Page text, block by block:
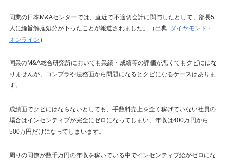
同業の日本M&Aセンターでは、直近で不適切会計に関与したとして、部長5
人に綸旨解雇処分が下ったことが報道されました。（出典: ダイヤモンド・
オンライン ）
同業のM&A総合研究所においても業績・成績等の評価が悪くてもクビにはな
りませんが、コンプラや法務面から問題になるとクビになるケースはありま
す。
成績面でクビにはならないとしても、手数料売上を全く稼げていない社員の
場合はインセンティブが完全にゼロになってしまい、年収は400万円から
500万円だけになってしまいます。
周りの同僚が数千万円の年収を稼いでいる中でインセンティブ給がゼロにな